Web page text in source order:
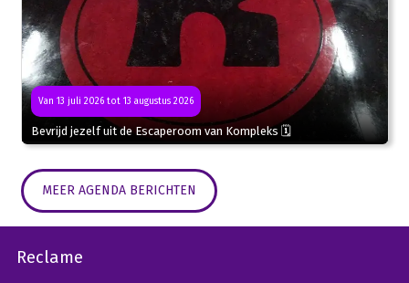
Van 13 juli 2026 tot 13 augustus 2026
Bevrijd jezelf uit de Escaperoom van Kompleks 🗓
MEER AGENDA BERICHTEN
Reclame